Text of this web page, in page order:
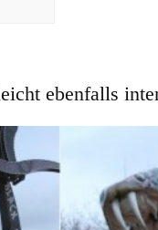
ebenfalls